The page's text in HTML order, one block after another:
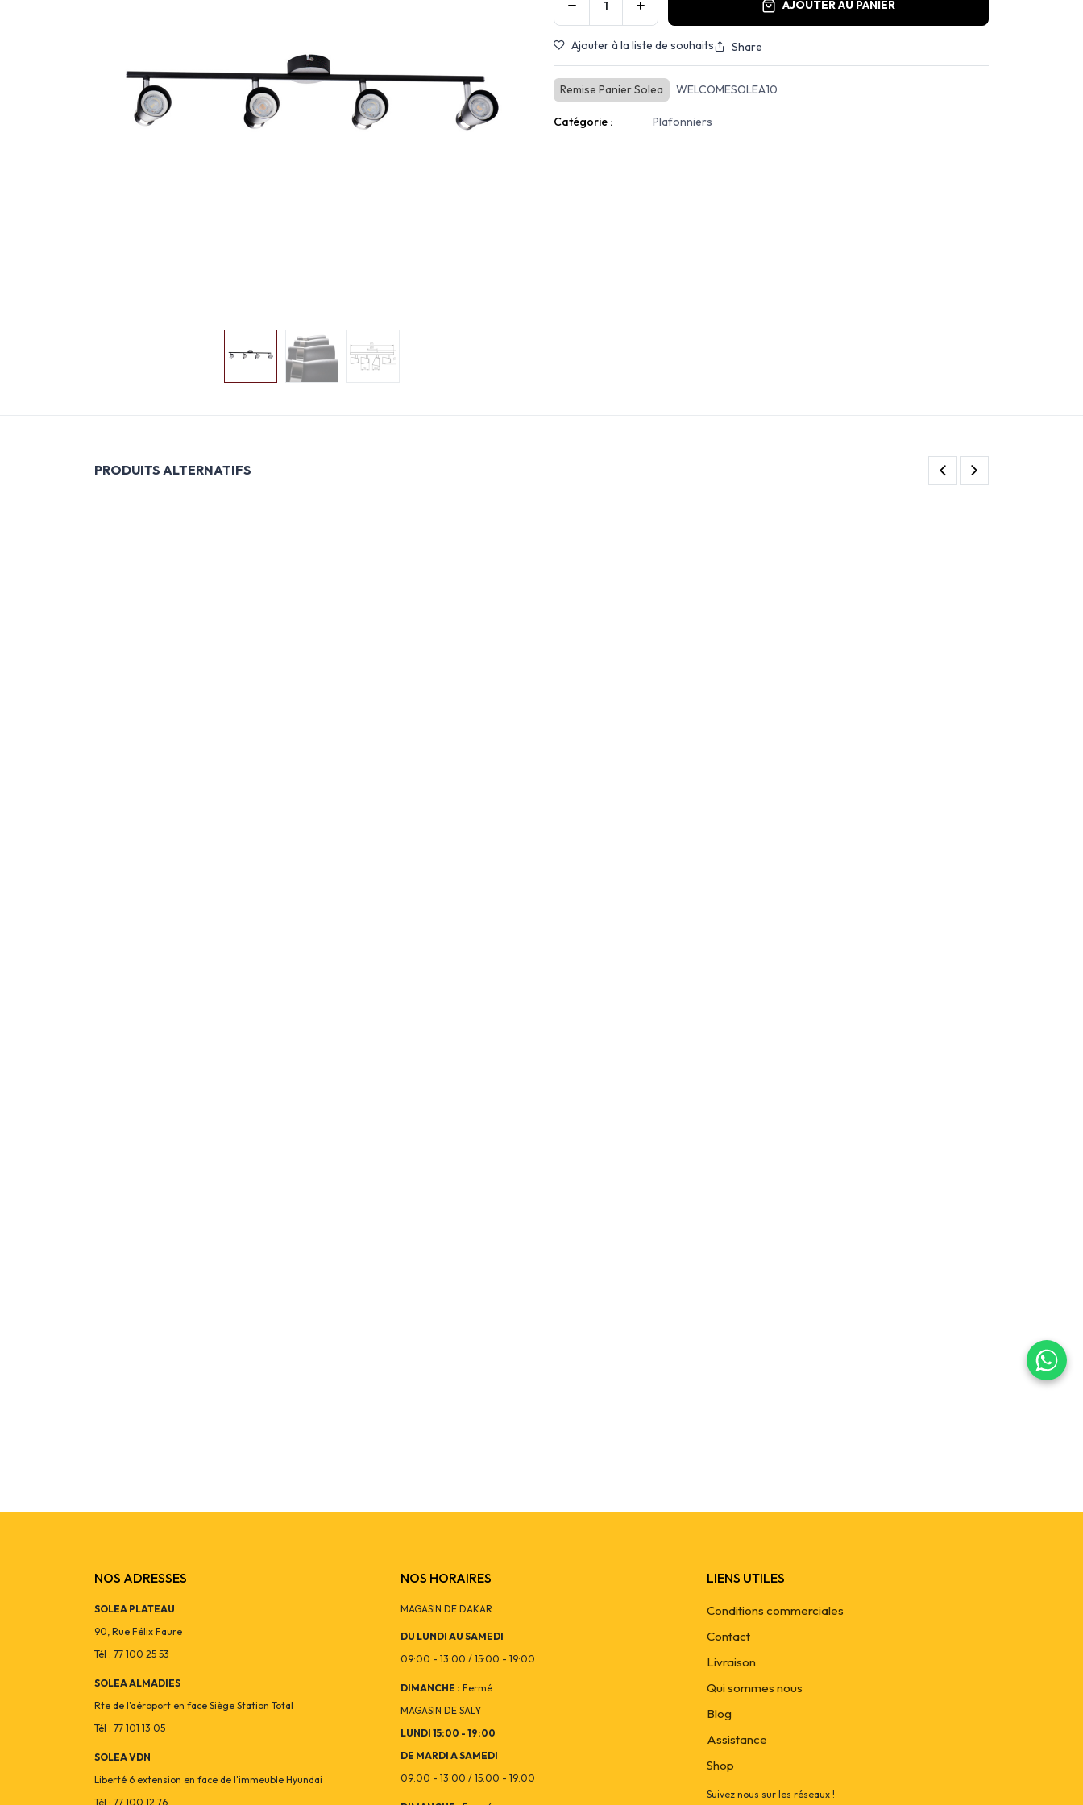
AJOUTER AU PANIER
Ajouter à la liste de souhaits Share
Remise Panier Solea WELCOMESOLEA10
Catégorie : Plafonniers
PRODUITS ALTERNATIFS
NOS ADRESSES
SOLEA PLATEAU
90, Rue Félix Faure
Tél : 77 100 25 53
SOLEA ALMADIES
Rte de l'aéroport en face Siège Station Total
Tél : 77 101 13 05
SOLEA VDN
Liberté 6 extension en face de l'immeuble Hyundai
Tél : 77 100 12 76
NOS HORAIRES
MAGASIN DE DAKAR
DU LUNDI AU SAMEDI
09:00 - 13:00 / 15:00 - 19:00
DIMANCHE : Fermé
MAGASIN DE SALY
LUNDI 15:00 - 19:00
DE MARDI A SAMEDI
09:00 - 13:00 / 15:00 - 19:00
LIENS UTILES
Conditions commerciales
Contact
Livraison
Qui sommes nous
Blog
Assistance
Shop
Suivez nous sur les réseaux !